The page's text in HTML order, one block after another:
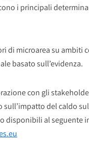
i principali
di microarea su ambiti
basato sull’evidenza.
con gli
del caldo
disponibili al seguente